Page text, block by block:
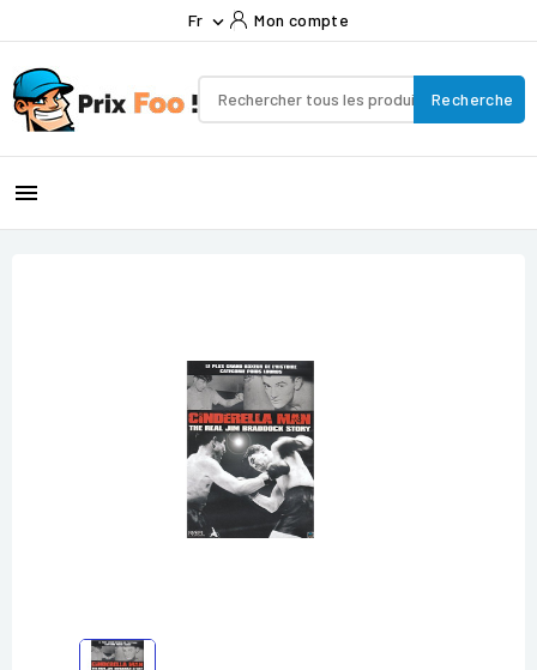
Fr  Mon compte
Recherche
